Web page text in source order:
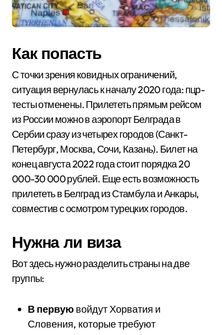
Как попасть
С точки зрения ковидных ограничений,
ситуация вернулась к началу 2020 года: пцр-
тесты отменены. Прилететь прямым рейсом
из России можно в аэропорт Белграда в
Сербии сразу из четырех городов (Санкт-
Петербург, Москва, Сочи, Казань). Билет на
конец августа 2022 года стоит порядка 20
000-30 000 рублей. Еще есть возможность
прилететь в Белград из Стамбула и Анкары,
совместив с осмотром турецких городов.
Нужна ли виза
Вот здесь нужно разделить страны на две
группы:
В первую войдут Хорватия и
Словения, которые требуют